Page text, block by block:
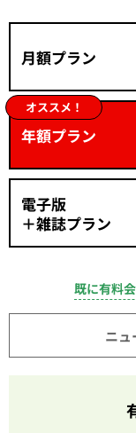
月額プラン
オススメ！
年額プラン
電子版
＋雑誌プラン
既に有料
ニュ